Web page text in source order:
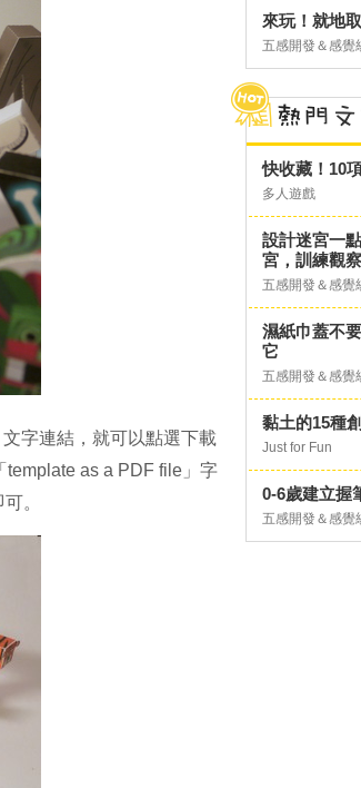
字連結，就可以點選下載
as a PDF file」字
。
來玩！就地
五感開發＆感覺
快收藏！10
多人遊戲
設計迷宮一
宮，訓練觀
五感開發＆感覺
濕紙巾蓋不
它
五感開發＆感覺
黏土的15種
Just for Fun
0-6歲建立握
五感開發＆感覺